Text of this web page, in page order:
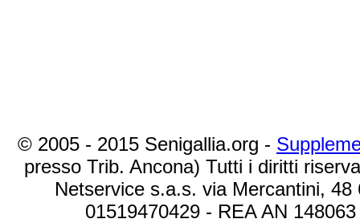
© 2005 - 2015 Senigallia.org -
presso Trib. Ancona) Tutti i diritti
Netservice s.a.s. via Mercantini,
01519470429 - REA AN